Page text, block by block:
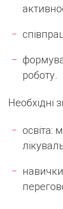
роботу.
Необхідні
освіта: